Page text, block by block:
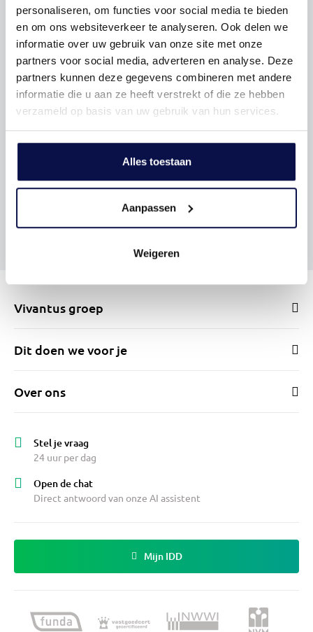
personaliseren, om functies voor social media te bieden
en om ons websiteverkeer te analyseren. Ook delen we
informatie over uw gebruik van onze site met onze
partners voor social media, adverteren en analyse. Deze
partners kunnen deze gegevens combineren met andere
informatie die u aan ze heeft verstrekt of die ze hebben
verzameld op basis van uw gebruik van hun services.
Alles toestaan
Aanpassen
Weigeren
Vivantus groep
Dit doen we voor je
Over ons
Stel je vraag
24 uur per dag
Open de chat
Direct antwoord van onze AI assistent
Mijn IDD